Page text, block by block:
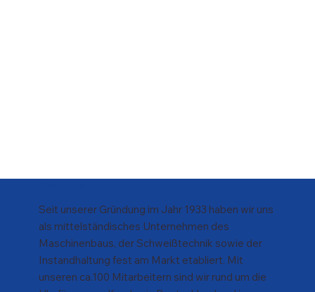
Seit unserer Gründung im Jahr 1933 haben wir uns
als mittelständisches Unternehmen des
Maschinenbaus, der Schweißtechnik sowie der
Instandhaltung fest am Markt etabliert. Mit
unseren ca.100 Mitarbeitern sind wir rund um die